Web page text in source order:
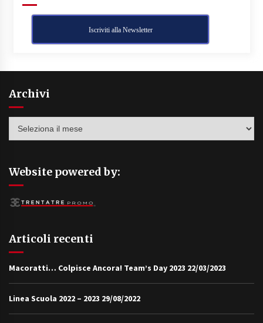
Iscriviti alla Newsletter
Archivi
Website powered by:
Articoli recenti
Macoratti… Colpisce Ancora! Team’s Day 2023 22/03/2023
Linea Scuola 2022 – 2023 29/08/2022